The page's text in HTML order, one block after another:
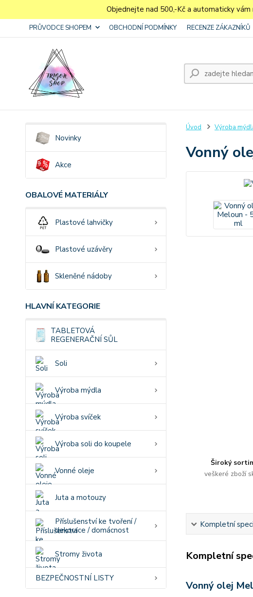
Objednejte nad 500,-Kč a automaticky
PRŮVODCE SHOPEM OBCHODNÍ PODMÍNKY RECENZE ZÁKAZNÍKŮ
Novinky
Akce
OBALOVÉ MATERIÁLY
Plastové lahvičky
Plastové uzávěry
Skleněné nádoby
HLAVNÍ KATEGORIE
TABLETOVÁ
REGENERAČNÍ SŮL
Soli
Výroba mýdla
Výroba svíček
Výroba soli do koupele
Vonné oleje
Juta a motouzy
Příslušenství ke tvoření /
dekorace / domácnost
Stromy života
BEZPEČNOSTNÍ LISTY
Úvod Výroba
Vonný
Široký
veškeré zboží
Kompletní
Kompletní
Vonný olej